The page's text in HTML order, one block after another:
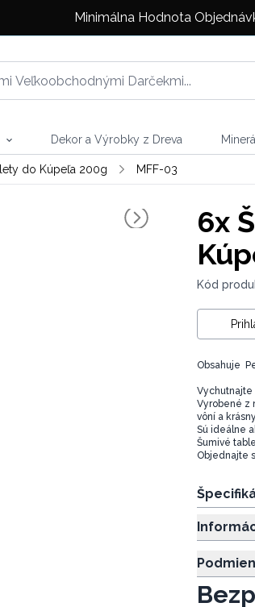
Minimálna Hodnota
Dekor a Výrobky z Dreva
do Kúpeľa 200g MFF-03
6x
Kód
Obsahuje
Vychutnajte
Vyrobené z
vôní a
Sú ideálne
Šumivé
Objednajte